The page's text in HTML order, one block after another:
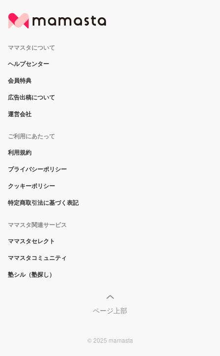
ママスタについて
ヘルプセンター
会員特典
広告出稿について
運営会社
ご利用にあたって
利用規約
プライバシーポリシー
クッキーポリシー
特定商取引法に基づく表記
ママスタ関連サービス
ママスタセレクト
ママスタコミュニティ
塾シル（塾探し）
ページ上部
© 2025 mamasta